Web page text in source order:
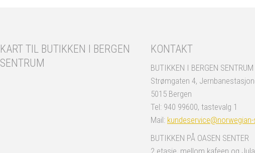
KART TIL BUTIKKEN I BERGEN
SENTRUM
KONTAKT
BUTIKKEN I BERGEN SENTRUM
Strømgaten 4,
5015 Bergen
Tel: 940 99600, tastevalg 1
Mail:
BUTIKKEN PÅ OASEN SENTER
2.etasje, mellom kafeen og Jula